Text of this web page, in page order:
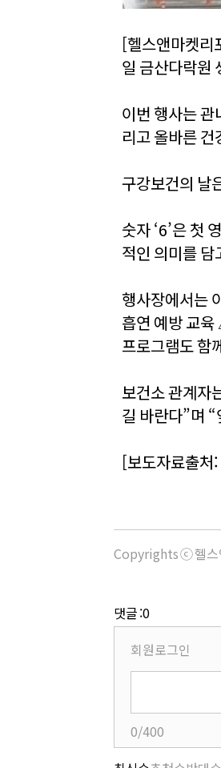
[헬스앤마켓리
일 금산다락원
이번 행사는
리고 올바른
구강보건의 날
숫자 ‘6’은 첫
적인 의미를 담
행사장에서는
흡연 예방 교
프로그램도 함
보건소 관계자
길 바란다”며
[보도자료출처
Copyrights ⓒ 헬스
댓글 :0
회원로그인
0/400